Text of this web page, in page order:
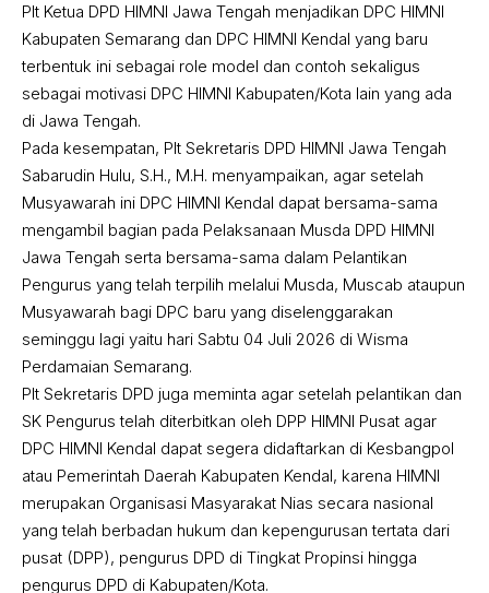
Plt Ketua DPD HIMNI Jawa Tengah menjadikan DPC HIMNI
Kabupaten Semarang dan DPC HIMNI Kendal yang baru
terbentuk ini sebagai role model dan contoh sekaligus
sebagai motivasi DPC HIMNI Kabupaten/Kota lain yang ada
di Jawa Tengah.
Pada kesempatan, Plt Sekretaris DPD HIMNI Jawa Tengah
Sabarudin Hulu, S.H., M.H. menyampaikan, agar setelah
Musyawarah ini DPC HIMNI Kendal dapat bersama-sama
mengambil bagian pada Pelaksanaan Musda DPD HIMNI
Jawa Tengah serta bersama-sama dalam Pelantikan
Pengurus yang telah terpilih melalui Musda, Muscab ataupun
Musyawarah bagi DPC baru yang diselenggarakan
seminggu lagi yaitu hari Sabtu 04 Juli 2026 di Wisma
Perdamaian Semarang.
Plt Sekretaris DPD juga meminta agar setelah pelantikan dan
SK Pengurus telah diterbitkan oleh DPP HIMNI Pusat agar
DPC HIMNI Kendal dapat segera didaftarkan di Kesbangpol
atau Pemerintah Daerah Kabupaten Kendal, karena HIMNI
merupakan Organisasi Masyarakat Nias secara nasional
yang telah berbadan hukum dan kepengurusan tertata dari
pusat (DPP), pengurus DPD di Tingkat Propinsi hingga
pengurus DPD di Kabupaten/Kota.